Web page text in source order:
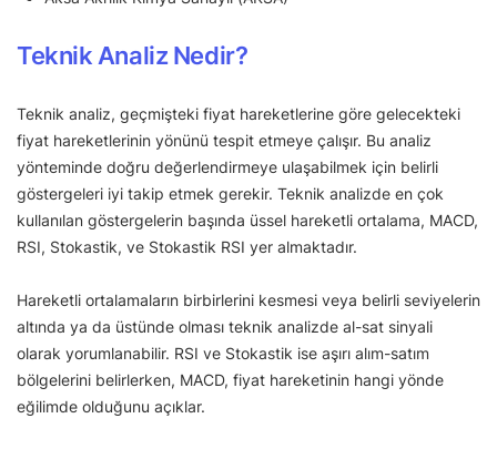
Teknik Analiz Nedir?
Teknik analiz, geçmişteki fiyat hareketlerine göre gelecekteki
fiyat hareketlerinin yönünü tespit etmeye çalışır. Bu analiz
yönteminde doğru değerlendirmeye ulaşabilmek için belirli
göstergeleri iyi takip etmek gerekir. Teknik analizde en çok
kullanılan göstergelerin başında üssel hareketli ortalama, MACD,
RSI, Stokastik, ve Stokastik RSI yer almaktadır.
Hareketli ortalamaların birbirlerini kesmesi veya belirli seviyelerin
altında ya da üstünde olması teknik analizde al-sat sinyali
olarak yorumlanabilir. RSI ve Stokastik ise aşırı alım-satım
bölgelerini belirlerken, MACD, fiyat hareketinin hangi yönde
eğilimde olduğunu açıklar.